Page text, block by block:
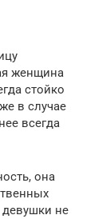
женщина
стойко
в случае
всегда
она
не